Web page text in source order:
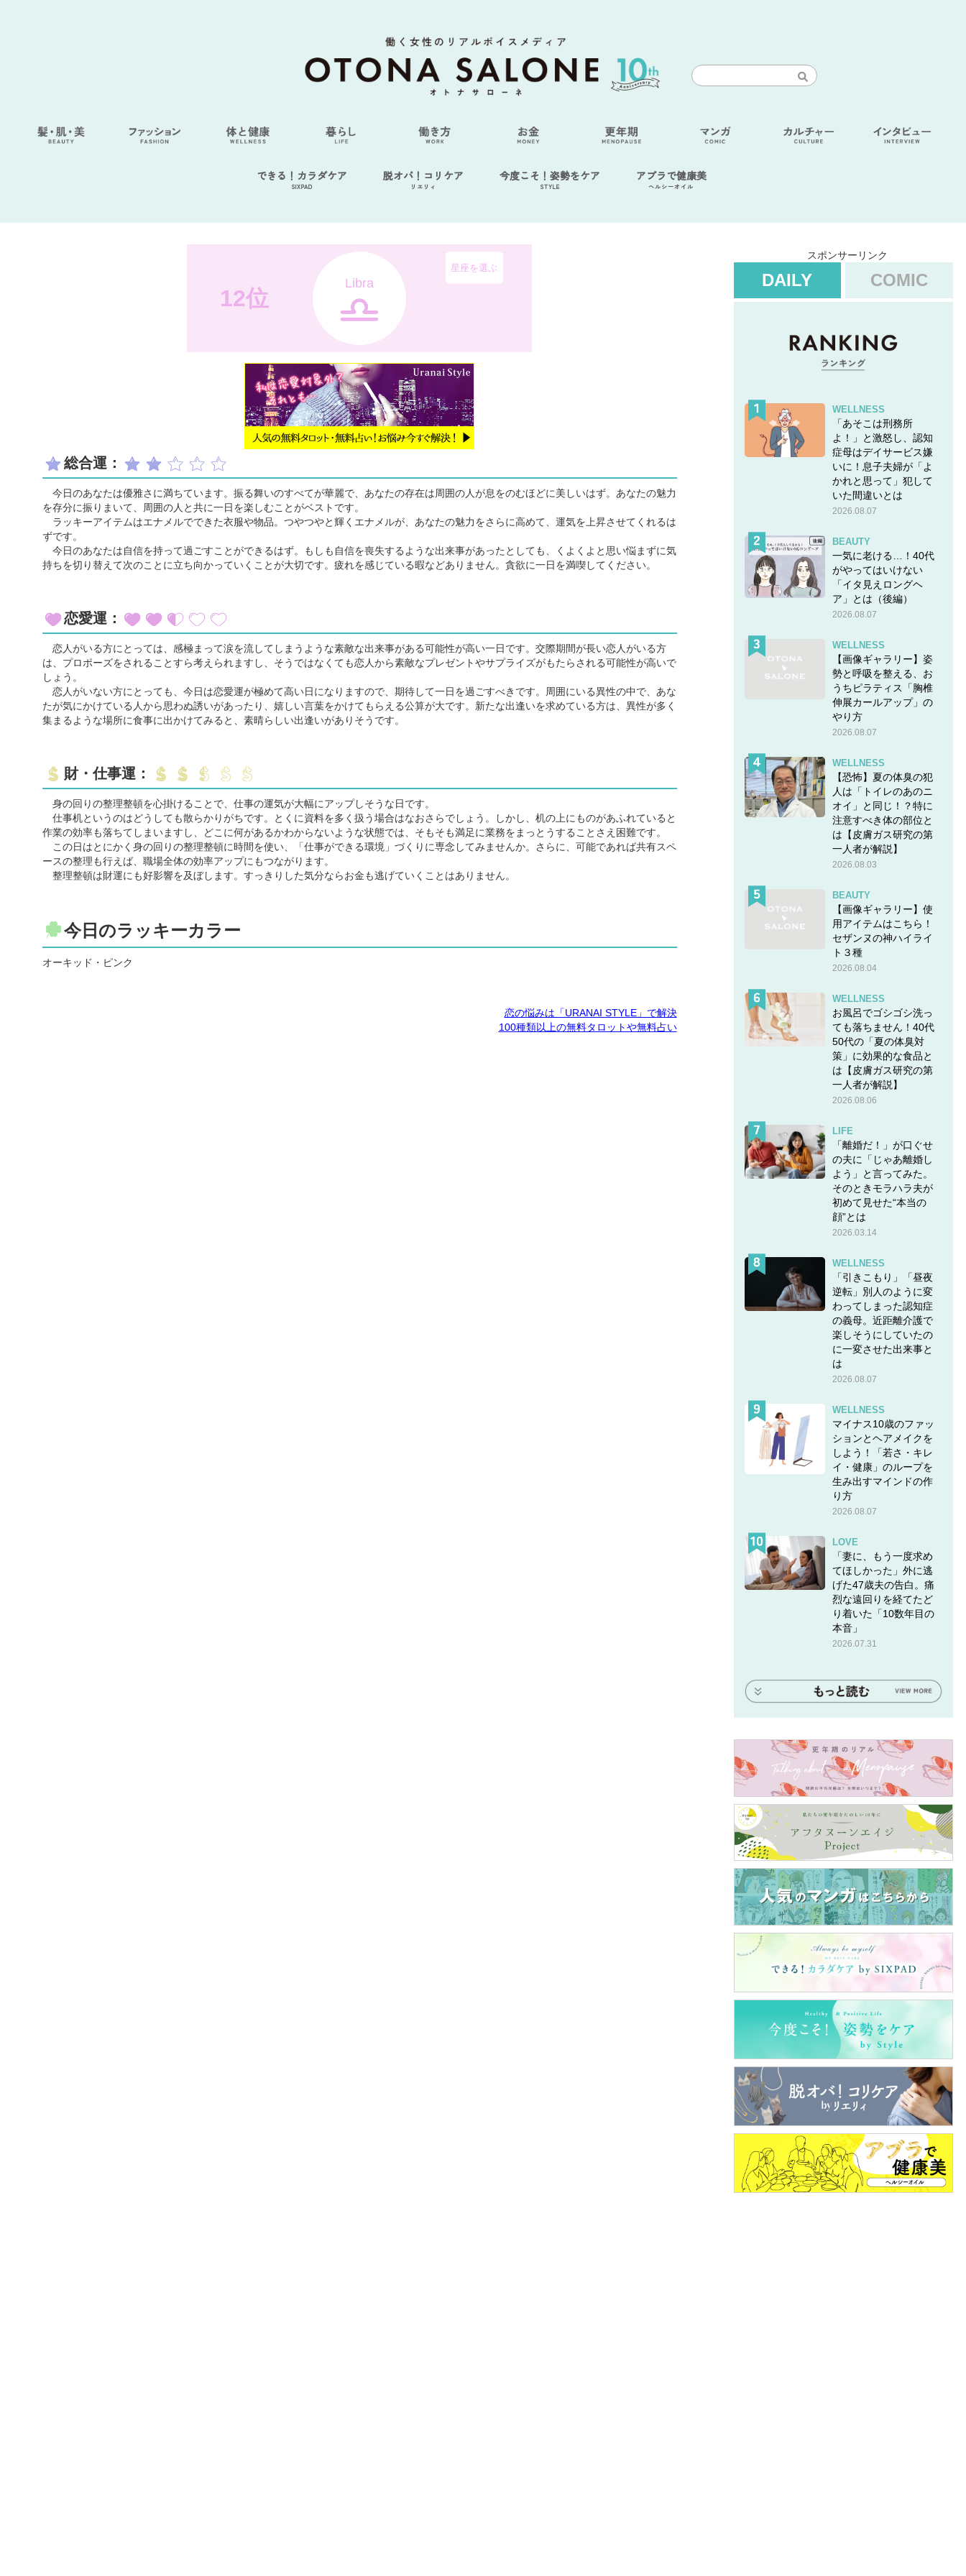
できる！カラダケア
SIXPAD
脱オバ！コリケア
リエリィ
今度こそ！姿勢をケア
STYLE
アブラで健康美
ヘルシーオイル
12位
Libra
星座を選ぶ
総合運：
今日のあなたは優雅さに満ちています。振る舞いのすべてが華麗で、あなたの存在は周囲の人が息をのむほどに美しいはず。あなたの魅力
を存分に振りまいて、周囲の人と共に一日を楽しむことがベストです。
ラッキーアイテムはエナメルでできた衣服や物品。つやつやと輝くエナメルが、あなたの魅力をさらに高めて、運気を上昇させてくれるは
ずです。
今日のあなたは自信を持って過ごすことができるはず。もしも自信を喪失するような出来事があったとしても、くよくよと思い悩まずに気
持ちを切り替えて次のことに立ち向かっていくことが大切です。疲れを感じている暇などありません。貪欲に一日を満喫してください。
恋愛運：
恋人がいる方にとっては、感極まって涙を流してしまうような素敵な出来事がある可能性が高い一日です。交際期間が長い恋人がいる方
は、プロポーズをされることすら考えられますし、そうではなくても恋人から素敵なプレゼントやサプライズがもたらされる可能性が高いで
しょう。
恋人がいない方にとっても、今日は恋愛運が極めて高い日になりますので、期待して一日を過ごすべきです。周囲にいる異性の中で、あな
たが気にかけている人から思わぬ誘いがあったり、嬉しい言葉をかけてもらえる公算が大です。新たな出逢いを求めている方は、異性が多く
集まるような場所に食事に出かけてみると、素晴らしい出逢いがありそうです。
財・仕事運：
身の回りの整理整頓を心掛けることで、仕事の運気が大幅にアップしそうな日です。
仕事机というのはどうしても散らかりがちです。とくに資料を多く扱う場合はなおさらでしょう。しかし、机の上にものがあふれていると
作業の効率も落ちてしまいますし、どこに何があるかわからないような状態では、そもそも満足に業務をまっとうすることさえ困難です。
この日はとにかく身の回りの整理整頓に時間を使い、「仕事ができる環境」づくりに専念してみませんか。さらに、可能であれば共有スペ
ースの整理も行えば、職場全体の効率アップにもつながります。
整理整頓は財運にも好影響を及ぼします。すっきりした気分ならお金も逃げていくことはありません。
今日のラッキーカラー
オーキッド・ピンク
恋の悩みは「URANAI STYLE」で解決
100種類以上の無料タロットや無料占い
スポンサーリンク
DAILY COMIC
WELLNESS
「あそこは刑務所
よ！」と激怒し、認知
症母はデイサービス嫌
いに！息子夫婦が「よ
かれと思って」犯して
いた間違いとは
2026.08.07
BEAUTY
一気に老ける…！40代
がやってはいけない
「イタ見えロングヘ
ア」とは（後編）
2026.08.07
WELLNESS
【画像ギャラリー】姿
勢と呼吸を整える、お
うちピラティス「胸椎
伸展カールアップ」の
やり方
2026.08.07
WELLNESS
【恐怖】夏の体臭の犯
人は「トイレのあのニ
オイ」と同じ！？特に
注意すべき体の部位と
は【皮膚ガス研究の第
一人者が解説】
2026.08.03
BEAUTY
【画像ギャラリー】使
用アイテムはこちら！
セザンヌの神ハイライ
ト３種
2026.08.04
WELLNESS
お風呂でゴシゴシ洗っ
ても落ちません！40代
50代の「夏の体臭対
策」に効果的な食品と
は【皮膚ガス研究の第
一人者が解説】
2026.08.06
LIFE
「離婚だ！」が口ぐせ
の夫に「じゃあ離婚し
よう」と言ってみた。
そのときモラハラ夫が
初めて見せた“本当の
顔”とは
2026.03.14
WELLNESS
「引きこもり」「昼夜
逆転」別人のように変
わってしまった認知症
の義母。近距離介護で
楽しそうにしていたの
に一変させた出来事と
は
2026.08.07
WELLNESS
マイナス10歳のファッ
ションとヘアメイクを
しよう！「若さ・キレ
イ・健康」のループを
生み出すマインドの作
り方
2026.08.07
LOVE
「妻に、もう一度求め
てほしかった」外に逃
げた47歳夫の告白。痛
烈な遠回りを経てたど
り着いた「10数年目の
本音」
2026.07.31